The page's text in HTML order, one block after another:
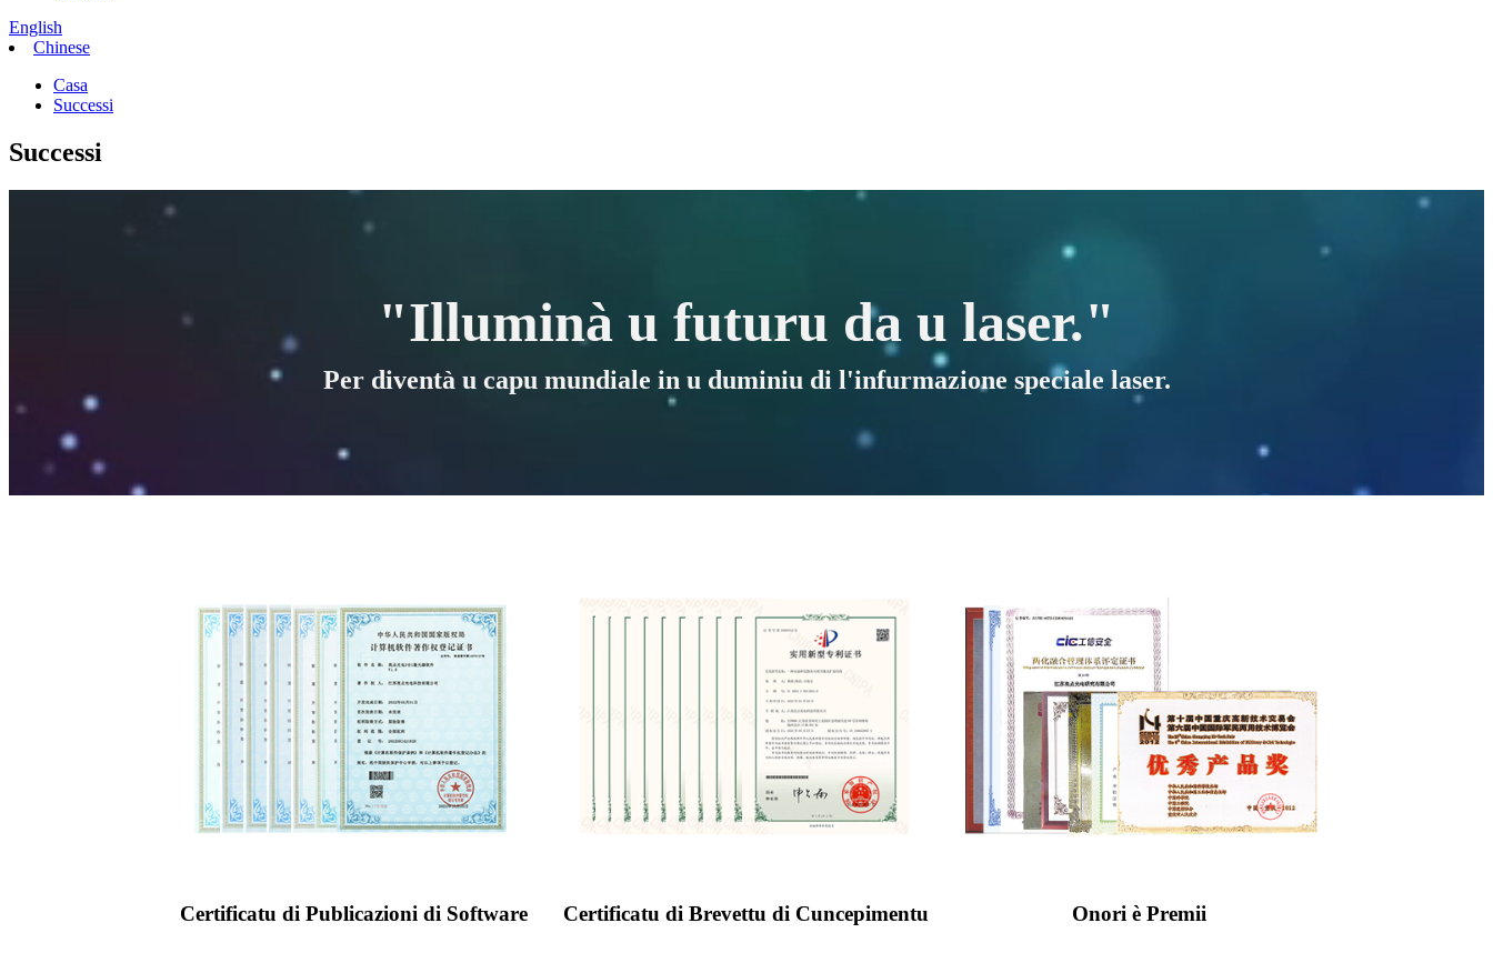
English
Chinese
Casa
Successi
Successi
"Illuminà u futuru da u laser."
Per diventà u capu mundiale in u duminiu di l'infurmazione speciale laser.
Certificatu di Publicazioni di Software Certificatu di Brevettu di Cuncepimentu Onori è Premii